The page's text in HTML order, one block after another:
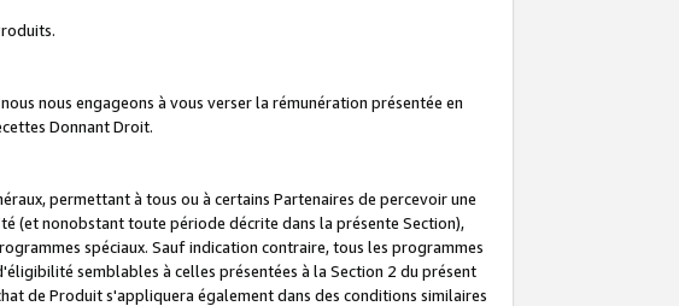
nous nous engageons à vous verser la rémunération présentée en
Donnant Droit.
permettant à tous ou à certains Partenaires de percevoir une
(et nonobstant toute période décrite dans la présente Section),
spéciaux. Sauf indication contraire, tous les programmes
semblables à celles présentées à la Section 2 du présent
de Produit s'appliquera également dans des conditions similaires